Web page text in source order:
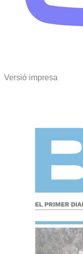
Versió impresa